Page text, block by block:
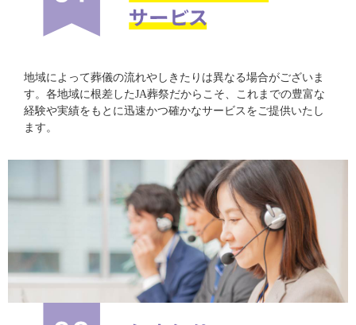
地域によって葬儀の流れやしきたりは異なる場合がございま
す。各地域に根差したJA葬祭だからこそ、これまでの豊富な
経験や実績をもとに迅速かつ確かなサービスをご提供いたし
ます。